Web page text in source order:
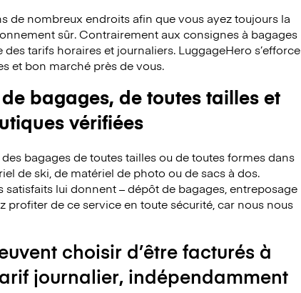
de nombreux endroits afin que vous ayez toujours la
sûr. Contrairement aux consignes à bagages
tarifs horaires et journaliers. LuggageHero s’efforce
et bon marché près de vous.
bagages, de toutes tailles et
vérifiées
bagages de toutes tailles ou de toutes formes dans
de ski, de matériel de photo ou de sacs à dos.
lui donnent – dépôt de bagages, entreposage
profiter de ce service en toute sécurité, car nous nous
choisir d’être facturés à
journalier, indépendamment